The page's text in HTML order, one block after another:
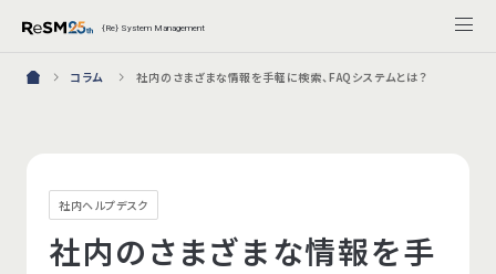
{Re} System Management
コラム 社内のさまざまな情報を手軽に検索、FAQシステムとは？
社内ヘルプデスク
社内のさまざまな情報を手